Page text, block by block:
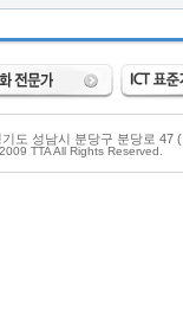
도 성남시 분당구 분당로 47
TTA All Rights Reserved.